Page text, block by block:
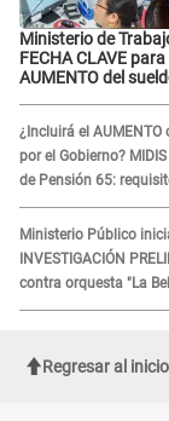
Ministerio de
FECHA CLAVE
AUMENTO del
¿Incluirá el
por el Gobierno?
de Pensión 65:
obtener el beneficio
Ministerio Público
INVESTIGACIÓN
contra orquesta "La
DENUNCIA de Naldy
Regresar al inicio